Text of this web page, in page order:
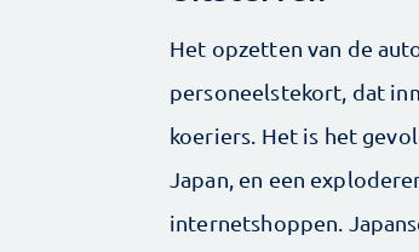
Het opzetten van de
personeelstekort, dat
koeriers. Het is het
Japan, en een
internetshoppen.